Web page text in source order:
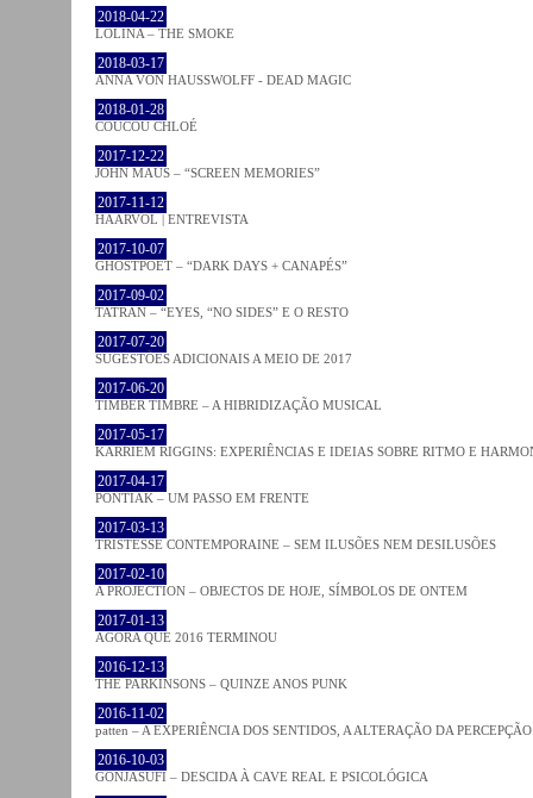
2018-04-22
LOLINA – THE SMOKE
2018-03-17
ANNA VON HAUSSWOLFF - DEAD MAGIC
2018-01-28
COUCOU CHLOÉ
2017-12-22
JOHN MAUS – “SCREEN MEMORIES”
2017-11-12
HAARVÖL | ENTREVISTA
2017-10-07
GHOSTPOET – “DARK DAYS + CANAPÉS”
2017-09-02
TATRAN – “EYES, “NO SIDES” E O RESTO
2017-07-20
SUGESTÕES ADICIONAIS A MEIO DE 2017
2017-06-20
TIMBER TIMBRE – A HIBRIDIZAÇÃO MUSICAL
2017-05-17
KARRIEM RIGGINS: EXPERIÊNCIAS E IDEIAS SOBRE RITMO E
2017-04-17
PONTIAK – UM PASSO EM FRENTE
2017-03-13
TRISTESSE CONTEMPORAINE – SEM ILUSÕES NEM DESILUSÕES
2017-02-10
A PROJECTION – OBJECTOS DE HOJE, SÍMBOLOS DE ONTEM
2017-01-13
AGORA QUE 2016 TERMINOU
2016-12-13
THE PARKINSONS – QUINZE ANOS PUNK
2016-11-02
patten – A EXPERIÊNCIA DOS SENTIDOS, A ALTERAÇÃO DA PERCEPÇÃO
2016-10-03
GONJASUFI – DESCIDA À CAVE REAL E PSICOLÓGICA